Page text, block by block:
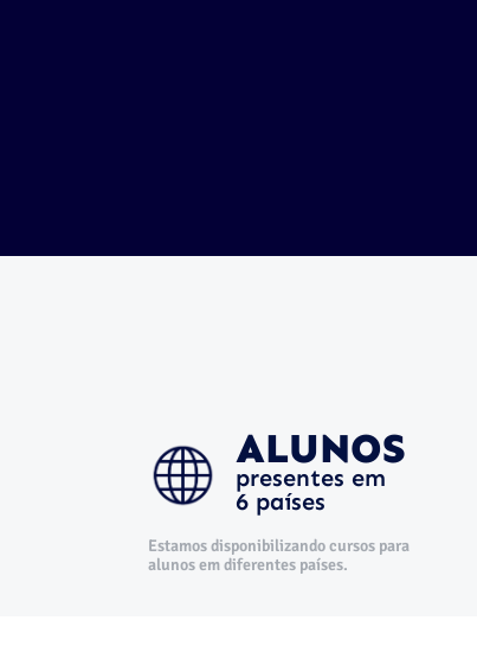
ALUNOS
presentes em
6 países
Estamos disponibilizando cursos para
alunos em diferentes países.